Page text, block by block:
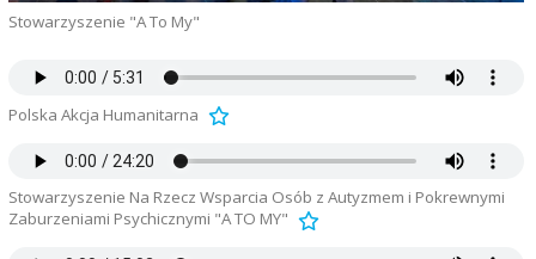
Stowarzyszenie "A To My"
Polska Akcja Humanitarna
Stowarzyszenie Na Rzecz Wsparcia Osób z Autyzmem i Pokrewnymi
Zaburzeniami Psychicznymi "A TO MY"